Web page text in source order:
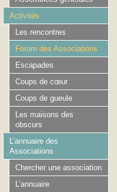
Activités
Les rencontres
Forum des Associations
Escapades
Coups de cœur
Coups de gueule
Les maisons des
obscurs
L’annuaire des
Associations
Chercher une association
L’annuaire